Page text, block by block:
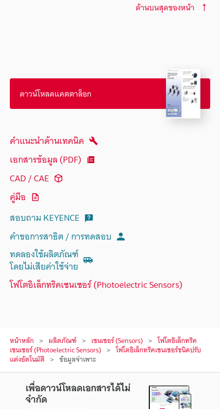
ด้านบนสุดของหน้า
ดาวน์โหลดแคตตาล็อก
คำแนะนำด้านเทคนิค
เอกสารข้อมูล (PDF)
CAD / CAE
คู่มือ
สอบถาม KEYENCE
คำขอการสาธิต / การทดสอบ
ทดลองใช้ผลิตภัณฑ์
โดยไม่เสียค่าใช้จ่าย
โฟโตอิเล็กทริคเซนเซอร์ (Photoelectric Sensors)
หน้าหลัก ผลิตภัณฑ์ เซนเซอร์ (Sensors) โฟโตอิเล็กทริค
เซนเซอร์ (Photoelectric Sensors) โฟโตอิเล็กทริคเซนเซอร์ชนิดปรับ
แต่งอัตโนมัติ ข้อมูลจำเพาะ
เพื่อดาวน์โหลดเอกสารได้ไม่
จำกัด